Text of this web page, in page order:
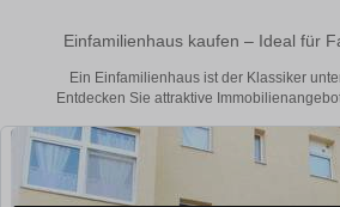
Einfamilienhaus kaufen – Ideal für
Ein Einfamilienhaus ist der Klassiker
Entdecken Sie attraktive